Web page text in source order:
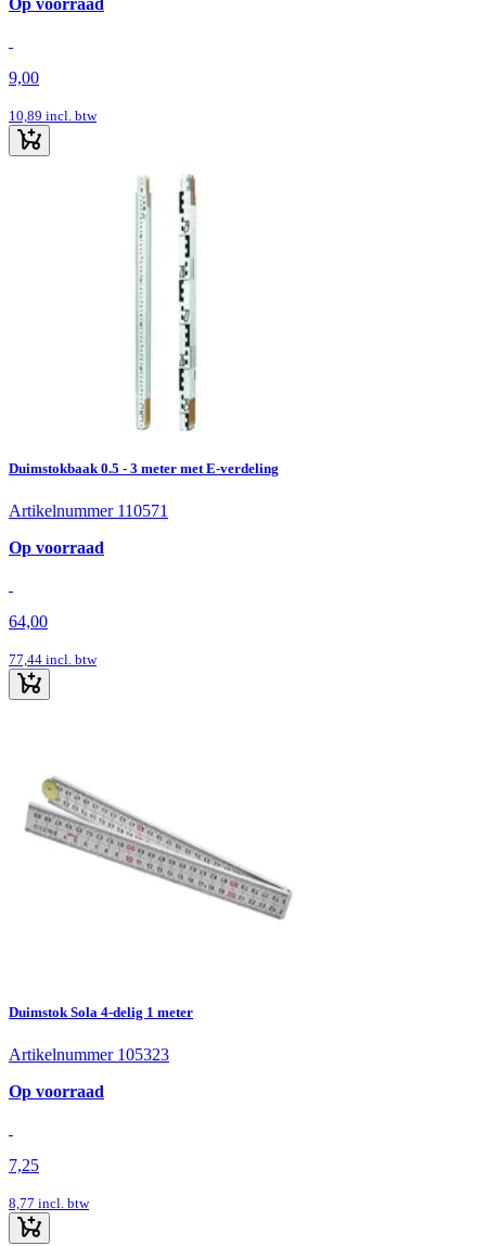
9,00
10,89 incl. btw
Duimstokbaak 0.5 - 3 meter met E-verdeling
Artikelnummer 110571
Op voorraad
64,00
77,44 incl. btw
Duimstok Sola 4-delig 1 meter
Artikelnummer 105323
Op voorraad
7,25
8,77 incl. btw